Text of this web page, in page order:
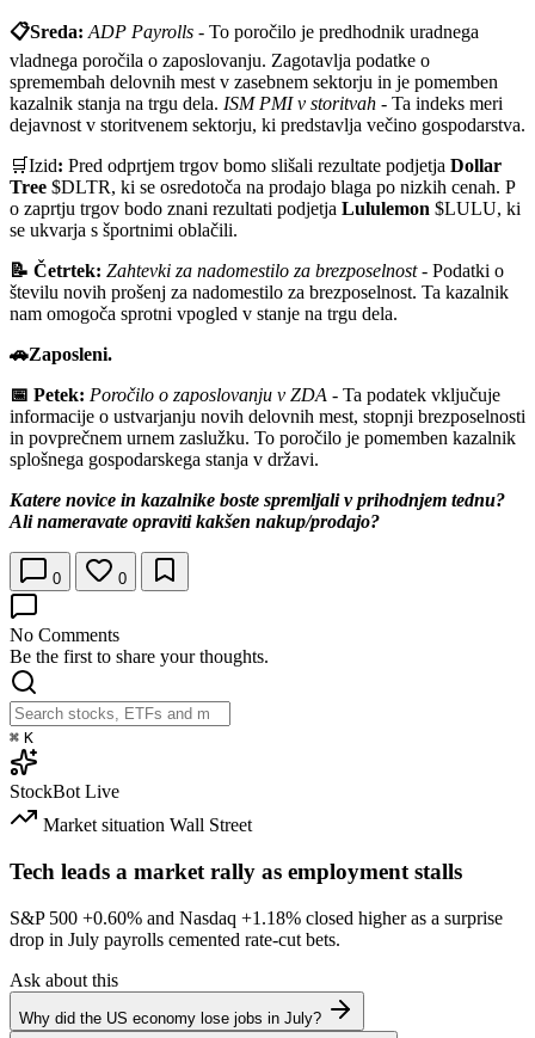
📋Sreda: ADP Payrolls - To poročilo je predhodnik uradnega
vladnega poročila o zaposlovanju. Zagotavlja podatke o
spremembah delovnih mest v zasebnem sektorju in je pomemben
kazalnik stanja na trgu dela. ISM PMI v storitvah - Ta indeks meri
dejavnost v storitvenem sektorju, ki predstavlja večino gospodarstva.
🛒Izid: Pred odprtjem trgov bomo slišali rezultate podjetja Dollar
Tree $DLTR, ki se osredotoča na prodajo blaga po nizkih cenah. P
o zaprtju trgov bodo znani rezultati podjetja Lululemon $LULU, ki
se ukvarja s športnimi oblačili.
📝 Četrtek: Zahtevki za nadomestilo za brezposelnost- Podatki o
številu novih prošenj za nadomestilo za brezposelnost. Ta kazalnik
nam omogoča sprotni vpogled v stanje na trgu dela.
🚗Zaposleni.
📅 Petek: Poročilo o zaposlovanju v ZDA - Ta podatek vključuje
informacije o ustvarjanju novih delovnih mest, stopnji brezposelnosti
in povprečnem urnem zaslužku. To poročilo je pomemben kazalnik
splošnega gospodarskega stanja v državi.
Katere novice in kazalnike boste spremljali v prihodnjem tednu?
Ali nameravate opraviti kakšen nakup/prodajo?
0 0
No Comments
Be the first to share your thoughts.
⌘ K
StockBot Live
Market situation Wall Street
Tech leads a market rally as employment stalls
S&P 500 +0.60% and Nasdaq +1.18% closed higher as a surprise
drop in July payrolls cemented rate-cut bets.
Ask about this
Why did the US economy lose jobs in July?